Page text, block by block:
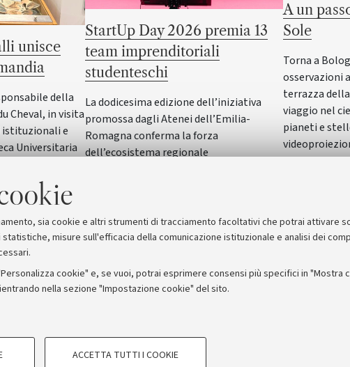
sia cookie e altri strumenti di tracciamento facoltativi che potrai attivare
misure sull'efficacia della comunicazione istituzionale e analisi dei
cookie" e, se vuoi, potrai esprimere consensi più specifici in "Mostra
nella sezione "Impostazione cookie" del sito.
COOKIE TECNICI - NECESSARI
ACCETTA TUTTI I COOKIE
unisce
della
Cheval, in visita
istituzionali e
Universitaria
StartUp Day 2026 premia 13
team imprenditoriali
studenteschi
La dodicesima edizione dell’iniziativa
promossa dagli Atenei dell’Emilia-
Romagna conferma la forza
dell’ecosistema regionale
A un
Sole
Torna a
osservazioni
terrazza
viaggio nel
pianeti e
piazza
Università di Bologna - Via Zamboni, 33 - 40126 Bologna - PI: